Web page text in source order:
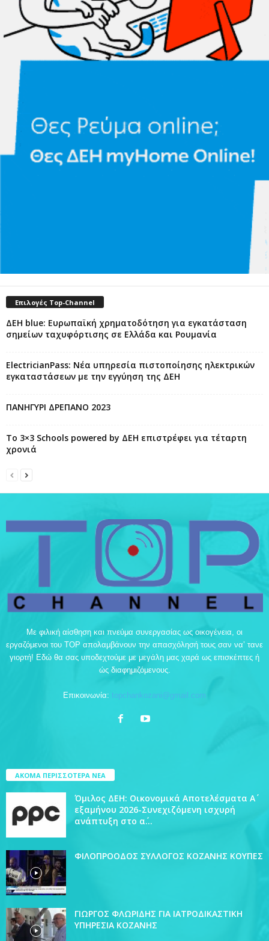
Επιλογές Top-Channel
ΔΕΗ blue: Ευρωπαϊκή χρηματοδότηση για εγκατάσταση
σημείων ταχυφόρτισης σε Ελλάδα και Ρουμανία
ElectricianPass: Νέα υπηρεσία πιστοποίησης ηλεκτρικών
εγκαταστάσεων με την εγγύηση της ΔΕΗ
ΠΑΝΗΓΥΡΙ ΔΡΕΠΑΝΟ 2023
Το 3×3 Schools powered by ΔΕΗ επιστρέφει για τέταρτη
χρονιά
Με φιλική αίσθηση και πνεύμα συνεργασίας ως οικογένεια, οι
εργαζόμενοι του TOP απολαμβάνουν την απασχόλησή τους σαν να’ τανε
γιορτή! Εδώ θα σας υποδεχτούμε με μεγάλη μας χαρά ως επισκέπτες ή
ώς διαφημιζόμενους.
Επικοινωνία: topchankozani@gmail.com
ΑΚΟΜΑ ΠΕΡΙΣΣΟΤΕΡΑ ΝΕΑ
Όμιλος ΔΕΗ: Οικονομικά Αποτελέσματα Α΄
εξαμήνου 2026-Συνεχιζόμενη ισχυρή
ανάπτυξη στο α΄...
ΦΙΛΟΠΡΟΟΔΟΣ ΣΥΛΛΟΓΟΣ ΚΟΖΑΝΗΣ ΚΟΥΠΕΣ
ΓΙΩΡΓΟΣ ΦΛΩΡΙΔΗΣ ΓΙΑ ΙΑΤΡΟΔΙΚΑΣΤΙΚΗ
ΥΠΗΡΕΣΙΑ ΚΟΖΑΝΗΣ